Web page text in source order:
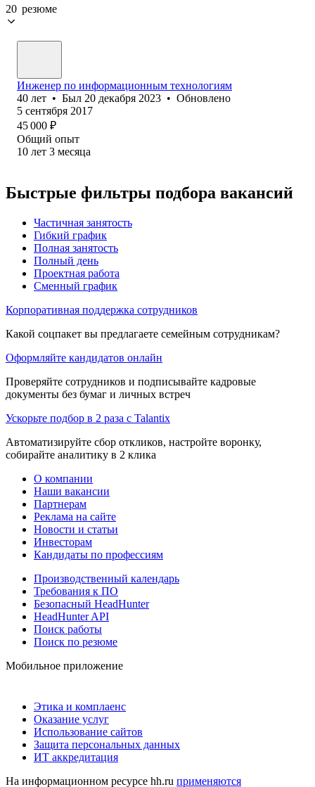
20 резюме
Инженер по информационным технологиям
40 лет • Был 20 декабря 2023 • Обновлено
5 сентября 2017
45 000 ₽
Общий опыт
10 лет 3 месяца
Быстрые фильтры подбора вакансий
Частичная занятость
Гибкий график
Полная занятость
Полный день
Проектная работа
Сменный график
Корпоративная поддержка сотрудников
Какой соцпакет вы предлагаете семейным сотрудникам?
Оформляйте кандидатов онлайн
Проверяйте сотрудников и подписывайте кадровые
документы без бумаг и личных встреч
Ускорьте подбор в 2 раза с Talantix
Автоматизируйте сбор откликов, настройте воронку,
собирайте аналитику в 2 клика
О компании
Наши вакансии
Партнерам
Реклама на сайте
Новости и статьи
Инвесторам
Кандидаты по профессиям
Производственный календарь
Требования к ПО
Безопасный HeadHunter
HeadHunter API
Поиск работы
Поиск по резюме
Мобильное приложение
Этика и комплаенс
Оказание услуг
Использование сайтов
Защита персональных данных
ИТ аккредитация
На информационном ресурсе hh.ru применяются